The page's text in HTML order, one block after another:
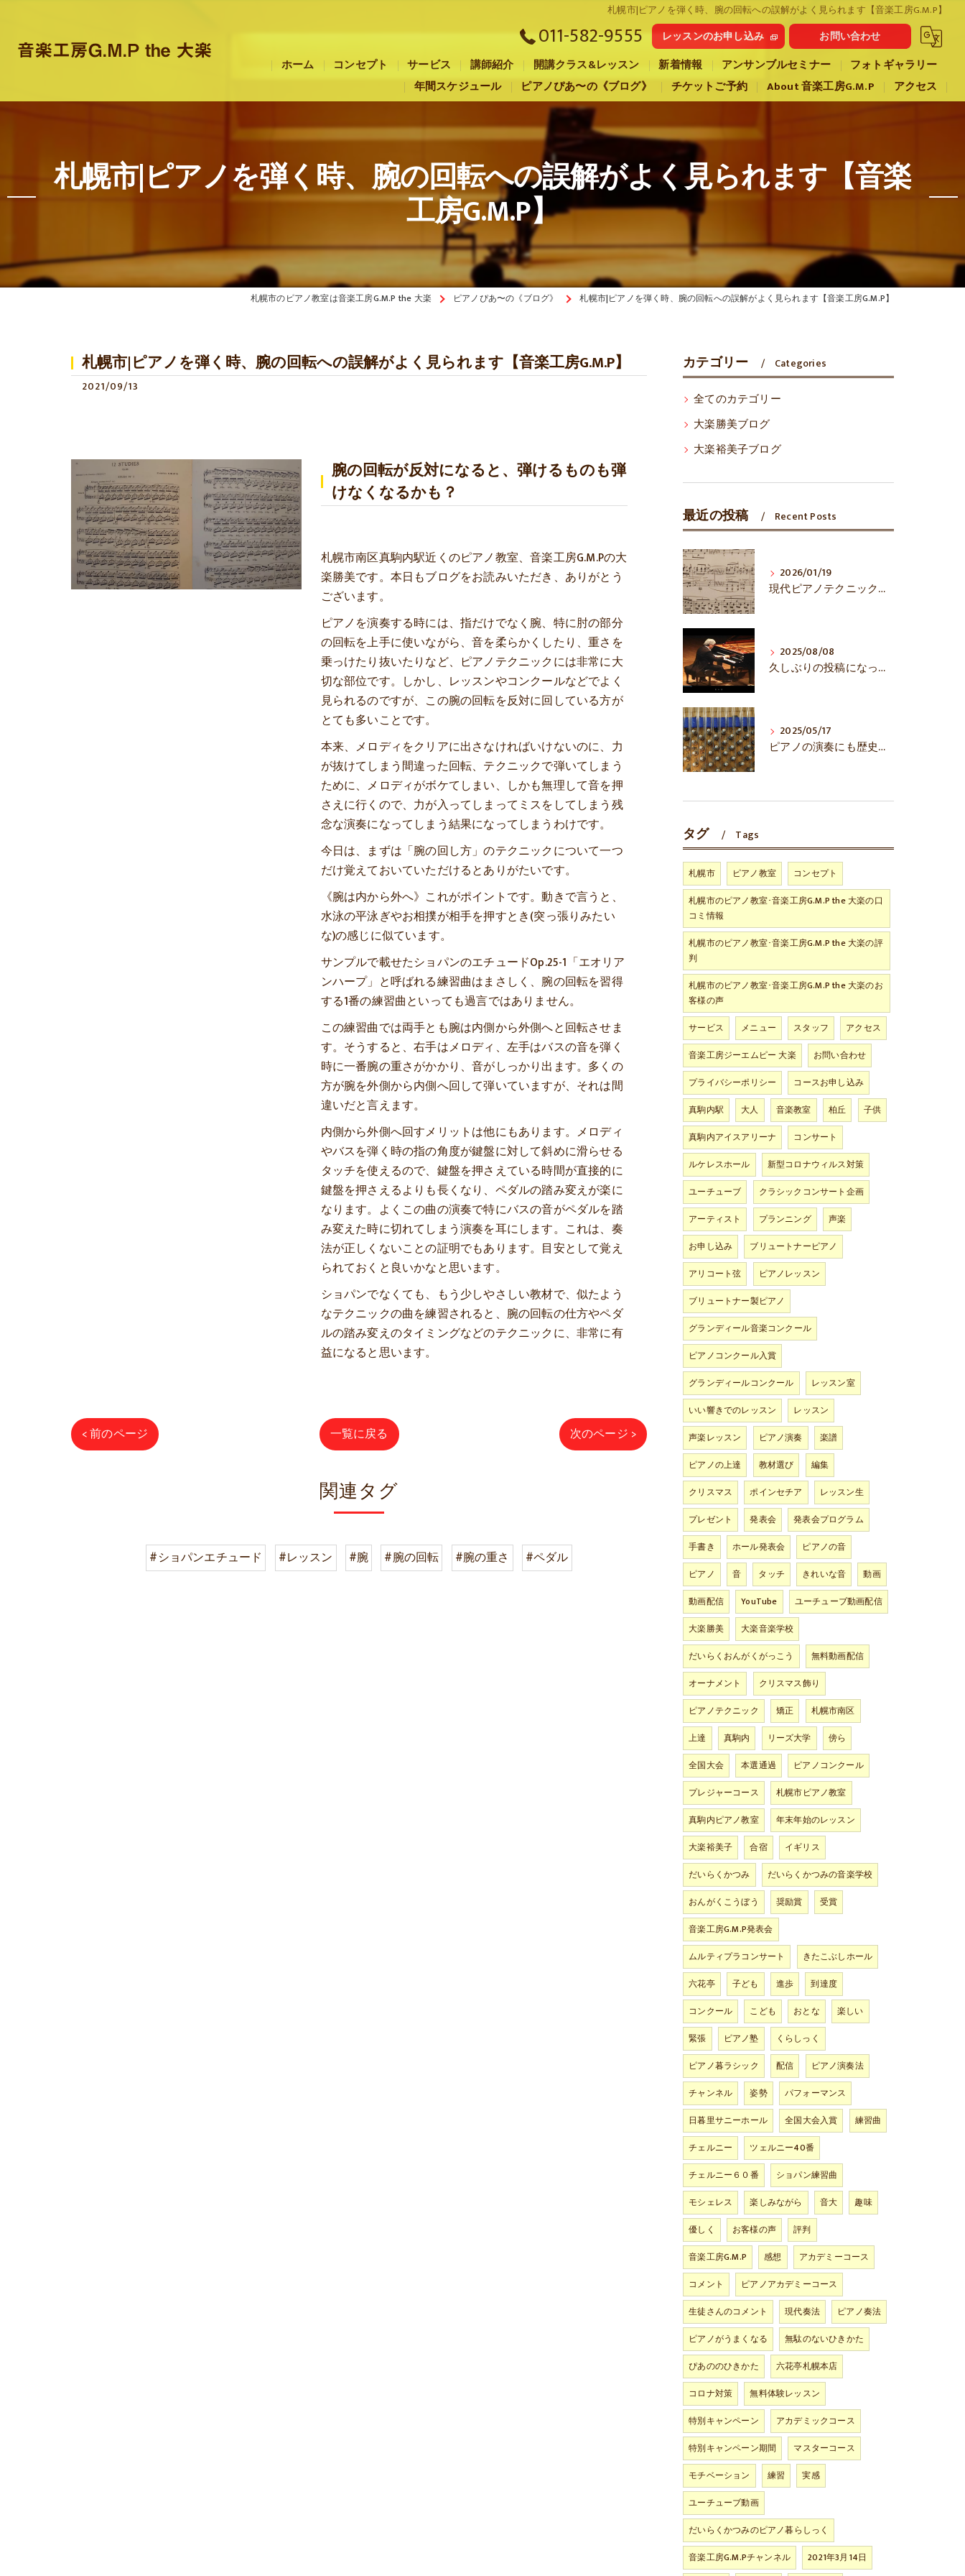
札幌市|ピアノを弾く時、腕の回転への誤解がよく見られます【音楽工房G.M.P】
011-582-9555 レッスンのお申し込み お問い合わせ
ホーム コンセプト
札幌市のピアノ教室･音楽工房G.M.P the 大楽の口コミ情報
札幌市のピアノ教室･音楽工房G.M.P the 大楽の評判
札幌市のピアノ教室･音楽工房G.M.P the 大楽のお客様の声
サービス 講師紹介 開講クラス&レッスン 新着情報 アンサンブルセミナー
フォトギャラリー
年間スケジュール
ピアノぴあ〜の《ブログ》 チケットご予約 About 音楽工房G.M.P アクセス
札幌市|ピアノを弾く時、腕の回転への誤解がよく見られます【音楽
工房G.M.P】
札幌市のピアノ教室は音楽工房G.M.P the 大楽 ピアノぴあ〜の《ブログ》 札幌市|ピアノを弾く時、腕の回転への誤解がよく見られます【音楽工房G.M.P】
札幌市|ピアノを弾く時、腕の回転への誤解がよく見られます【音楽工房G.M.P】
2021/09/13
腕の回転が反対になると、弾けるものも弾
けなくなるかも？
札幌市南区真駒内駅近くのピアノ教室、音楽工房G.M.Pの大
楽勝美です。本日もブログをお読みいただき、ありがとう
ございます。
ピアノを演奏する時には、指だけでなく腕、特に肘の部分
の回転を上手に使いながら、音を柔らかくしたり、重さを
乗っけたり抜いたりなど、ピアノテクニックには非常に大
切な部位です。しかし、レッスンやコンクールなどでよく
見られるのですが、この腕の回転を反対に回している方が
とても多いことです。
本来、メロディをクリアに出さなければいけないのに、力
が抜けてしまう間違った回転、テクニックで弾いてしまう
ために、メロディがボケてしまい、しかも無理して音を押
さえに行くので、力が入ってしまってミスをしてしまう残
念な演奏になってしまう結果になってしまうわけです。
今日は、まずは「腕の回し方」のテクニックについて一つ
だけ覚えておいていただけるとありがたいです。
《腕は内から外へ》これがポイントです。動きで言うと、
水泳の平泳ぎやお相撲が相手を押すとき(突っ張りみたい
な)の感じに似ています。
サンプルで載せたショパンのエチュードOp.25-1「エオリア
ンハープ」と呼ばれる練習曲はまさしく、腕の回転を習得
する1番の練習曲といっても過言ではありません。
この練習曲では両手とも腕は内側から外側へと回転させま
す。そうすると、右手はメロディ、左手はバスの音を弾く
時に一番腕の重さがかかり、音がしっかり出ます。多くの
方が腕を外側から内側へ回して弾いていますが、それは間
違いだと言えます。
内側から外側へ回すメリットは他にもあります。メロディ
やバスを弾く時の指の角度が鍵盤に対して斜めに滑らせる
タッチを使えるので、鍵盤を押さえている時間が直接的に
鍵盤を押さえるよりも長くなり、ペダルの踏み変えが楽に
なります。よくこの曲の演奏で特にバスの音がペダルを踏
み変えた時に切れてしまう演奏を耳にします。これは、奏
法が正しくないことの証明でもあります。目安として覚え
られておくと良いかなと思います。
ショパンでなくても、もう少しやさしい教材で、似たよう
なテクニックの曲を練習されると、腕の回転の仕方やペダ
ルの踏み変えのタイミングなどのテクニックに、非常に有
益になると思います。
< 前のページ 一覧に戻る 次のページ >
関連タグ
#ショパンエチュード #レッスン #腕 #腕の回転 #腕の重さ #ペダル
カテゴリー Categories
全てのカテゴリー
大楽勝美ブログ
大楽裕美子ブログ
最近の投稿 Recent Posts
2026/01/19
現代ピアノテクニックは万能？
2025/08/08
久しぶりの投稿になってしまいました……
2025/05/17
ピアノの演奏にも歴史あり！？
タグ Tags
札幌市 ピアノ教室
コンセプト
札幌市のピアノ教室･音楽工房G.M.P the 大楽の口
コミ情報
札幌市のピアノ教室･音楽工房G.M.P the 大楽の評
判
札幌市のピアノ教室･音楽工房G.M.P the 大楽のお
客様の声
サービス
メニュー スタッフ
アクセス
音楽工房ジーエムピー 大楽
お問い合わせ
プライバシーポリシー
コースお申し込み
真駒内駅
大人 音楽教室 柏丘
子供
真駒内アイスアリーナ
コンサート
ルケレスホール
新型コロナウィルス対策
ユーチューブ
クラシックコンサート企画
アーティスト
プランニング
声楽
お申し込み
ブリュートナーピアノ
アリコート弦
ピアノレッスン
ブリュートナー製ピアノ
グランディール音楽コンクール
ピアノコンクール入賞
グランディールコンクール
レッスン室
いい響きでのレッスン
レッスン
声楽レッスン
ピアノ演奏
楽譜
ピアノの上達
教材選び
編集
クリスマス
ポインセチア
レッスン生
プレゼント
発表会
発表会プログラム
手書き
ホール発表会
ピアノの音
ピアノ
音 タッチ きれいな音
動画
動画配信
YouTube
ユーチューブ動画配信
大楽勝美
大楽音楽学校
だいらくおんがくがっこう
無料動画配信
オーナメント
クリスマス飾り
ピアノテクニック
矯正
札幌市南区
上達
真駒内 リーズ大学
傍ら
全国大会
本選通過
ピアノコンクール
プレジャーコース
札幌市ピアノ教室
真駒内ピアノ教室
年末年始のレッスン
大楽裕美子
合宿
イギリス
だいらくかつみ
だいらくかつみの音楽学校
おんがくこうぼう
奨励賞
受賞
音楽工房G.M.P発表会
ムルティプラコンサート
きたこぶしホール
六花亭
子ども 進歩
到達度
コンクール
こども おとな
楽しい
緊張
ピアノ塾
くらしっく
ピアノ暮ラシック
配信
ピアノ演奏法
チャンネル
姿勢
パフォーマンス
日暮里サニーホール
全国大会入賞
練習曲
チェルニー
ツェルニー40番
チェルニー６０番
ショパン練習曲
モシェレス
楽しみながら 音大
趣味
優しく
お客様の声
評判
音楽工房G.M.P
感想
アカデミーコース
コメント
ピアノアカデミーコース
生徒さんのコメント
現代奏法
ピアノ奏法
ピアノがうまくなる
無駄のないひきかた
ぴあののひきかた
六花亭札幌本店
コロナ対策
無料体験レッスン
特別キャンペーン
アカデミックコース
特別キャンペーン期間
マスターコース
モチベーション
練習
実感
ユーチューブ動画
だいらくかつみのピアノ暮らしっく
音楽工房G.M.Pチャンネル
2021年3月14日